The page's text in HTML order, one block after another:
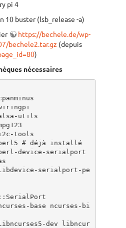
pi 4
10 buster (lsb_release -a)
https://bechele.de/wp-
bechele2.tar.gz (depuis
)
nécessaires
utils
tools
# déjà installé
device-serialport
serialport-pe
base ncurses-bi
dev libncur